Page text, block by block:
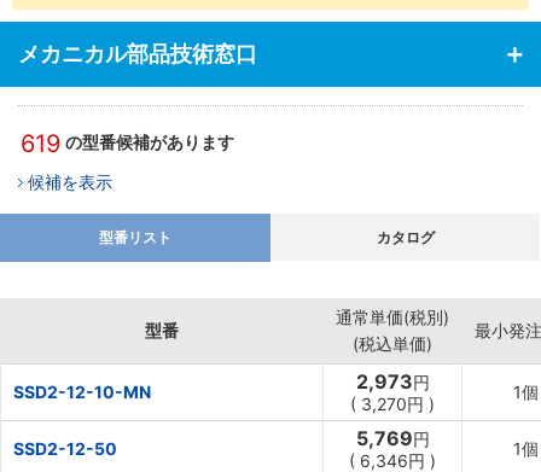
メカニカル部品技術窓口
619 の型番候補があります
候補を表示
型番リスト カタログ
型番
通常単価(税別)
(税込単価)
最小発
SSD2-12-10-MN 2,973円
( 3,270円 )
1個
SSD2-12-50 5,769円
( 6,346円 )
1個